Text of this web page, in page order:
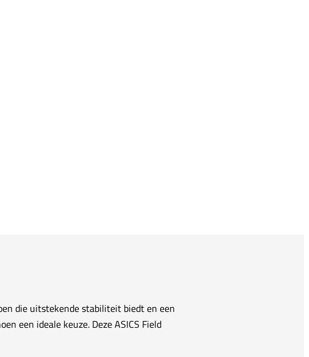
die uitstekende stabiliteit biedt en een
een ideale keuze. Deze ASICS Field